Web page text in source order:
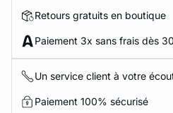
Retours gratuits en boutique
Paiement 3x sans frais dès
Un service client à votre
Paiement 100% sécurisé